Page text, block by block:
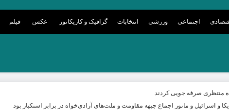
اجتماعی ورزشی انتخابات گرافیک و کاریکاتور عکس فیلم
و اسرائیل و مانور اجماع جبهه مقاومت و ملت‌های آزادی‌خواه در برابر استکبار بود